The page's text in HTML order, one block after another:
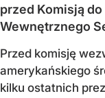
przed Komisją
Wewnętrznego
Przed komisję
amerykańskiego
kilku ostatnich